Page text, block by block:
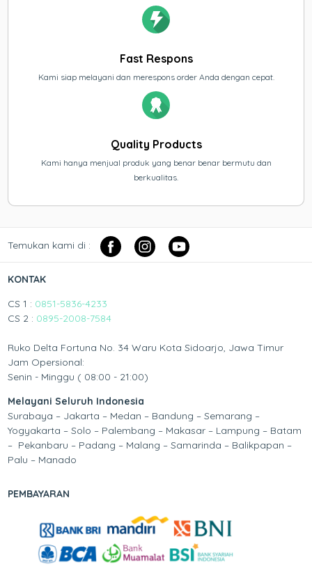
Fast Respons
Kami siap melayani dan merespons order Anda dengan cepat.
Quality Products
Kami hanya menjual produk yang benar benar bermutu dan
berkualitas.
Temukan kami di :
KONTAK
CS 1 : 0851-5836-4233
CS 2 : 0895-2008-7584
Ruko Delta Fortuna No. 34 Waru Kota Sidoarjo, Jawa Timur
Jam Opersional:
Senin - Minggu ( 08:00 - 21:00)
Melayani Seluruh Indonesia
Surabaya – Jakarta – Medan – Bandung – Semarang –
Yogyakarta – Solo – Palembang – Makasar – Lampung – Batam
– Pekanbaru – Padang – Malang – Samarinda – Balikpapan –
Palu – Manado
PEMBAYARAN